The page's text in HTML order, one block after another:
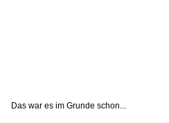
Das war es im Grunde schon...